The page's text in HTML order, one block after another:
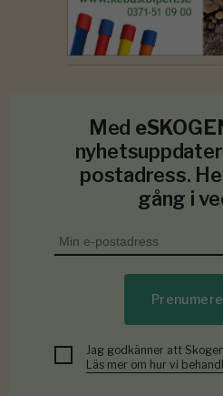
Med
postadress.
gång i
Jag godkänner att
Läs mer om hur vi